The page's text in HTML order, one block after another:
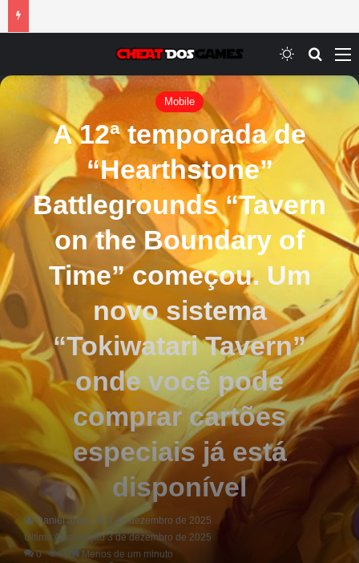
Switch skin
Mobile
A 12ª temporada de
“Hearthstone”
Battlegrounds “Tavern
on the Boundary of
Time” começou. Um
novo sistema
“Tokiwatari Tavern”
onde você pode
comprar cartões
especiais já está
disponível
Daniel alves
3 de dezembro de 2025
Última Atualização 3 de dezembro de 2025
0
4 Menos de um minuto